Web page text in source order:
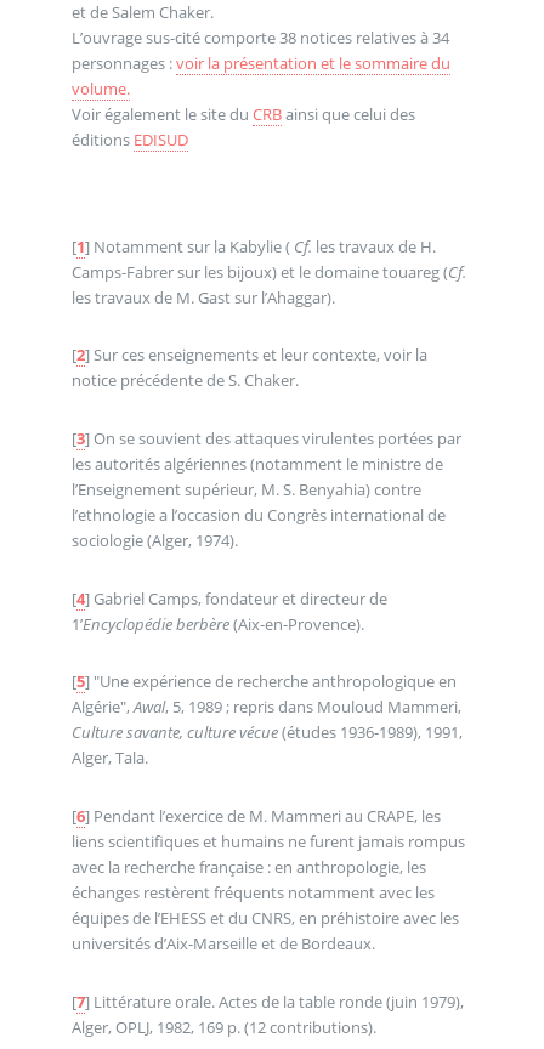
et de Salem Chaker.
L’ouvrage sus-cité comporte 38 notices relatives à 34
personnages :voir la présentation et le sommaire du
volume.
Voir également le site du CRBainsi que celui des
éditions EDISUD
[1] Notamment sur la Kabylie ( Cf. les travaux de H.
Camps-Fabrer sur les bijoux) et le domaine touareg (Cf.
les travaux de M. Gast sur l’Ahaggar).
[2]Sur ces enseignements et leur contexte, voir la
notice précédente de S. Chaker.
[3]On se souvient des attaques virulentes portées par
les autorités algériennes (notamment le ministre de
l’Enseignement supérieur, M. S. Benyahia) contre
l’ethnologie a l’occasion du Congrès international de
sociologie (Alger, 1974).
[4] Gabriel Camps, fondateur et directeur de
1’Encyclopédie berbère(Aix-en-Provence).
[5] "Une expérience de recherche anthropologique en
Algérie",Awal, 5, 1989 ; repris dans Mouloud Mammeri,
Culture savante, culture vécue(études 1936-1989), 1991,
Alger, Tala.
[6] Pendant l’exercice de M. Mammeri au CRAPE, les
liens scientifiques et humains ne furent jamais rompus
avec la recherche française : en anthropologie, les
échanges restèrent fréquents notamment avec les
équipes de l’EHESS et du CNRS, en préhistoire avec les
universités d’Aix-Marseille et de Bordeaux.
[7] Littérature orale. Actes de la table ronde (juin 1979),
Alger, OPLJ, 1982, 169 p. (12 contributions).